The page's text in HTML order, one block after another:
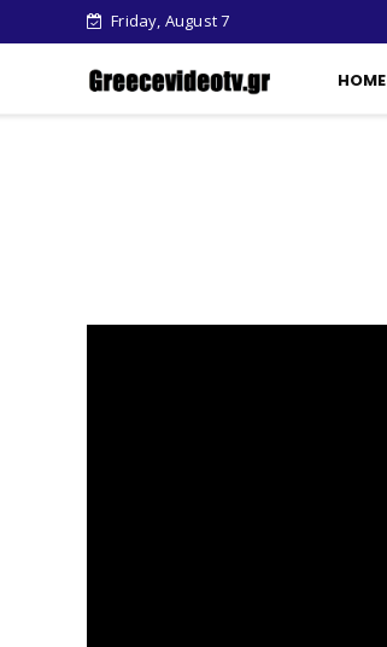
Friday, August 7
HOME